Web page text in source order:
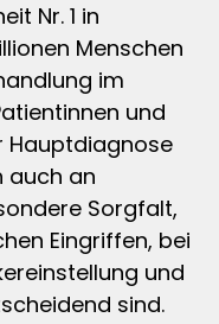
Nr. 1 in
Menschen
im
und
Hauptdiagnose
auch an
Sorgfalt,
Eingriffen, bei
und
sind.